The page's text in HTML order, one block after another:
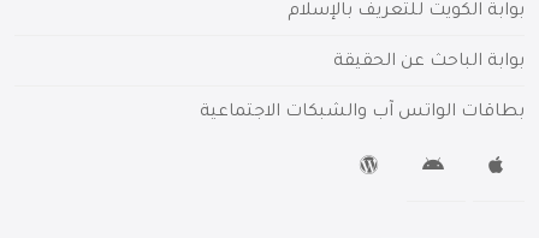
بوابة الكويت للتعريف بالإسلام
بوابة الباحث عن الحقيقة
بطاقات الواتس آب والشبكات الاجتماعية